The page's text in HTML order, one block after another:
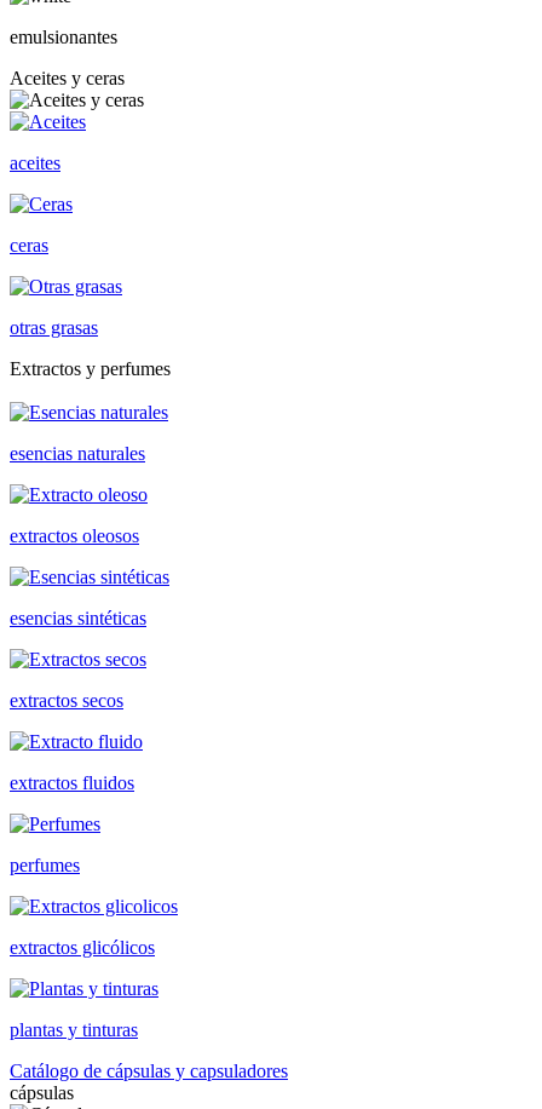
emulsionantes
Aceites y ceras
aceites
ceras
otras grasas
Extractos y perfumes
esencias naturales
extractos oleosos
esencias sintéticas
extractos secos
extractos fluidos
perfumes
extractos glicólicos
plantas y tinturas
Catálogo de cápsulas y capsuladores
cápsulas